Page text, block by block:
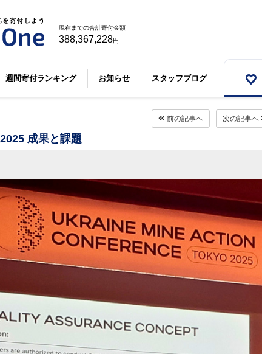
現在までの合計寄付金額
388,367,228円
週間寄付ランキング お知らせ スタッフブログ
前の記事へ 次の記事へ
成果と課題